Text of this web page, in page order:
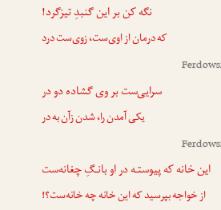
نگه کن بر این گنبدِ تیزگرد!
که درمان ازاوی‌ست، زوی‌ست درد
سرایی‌ست برویگشاده دو در
یکی آمدن را، شدن زآن به در
این خانه که پیوستـه دراوبانـگِ چغانه‌ست
از خواجه بپرسید که این خانه چه خانه‌ست؟!